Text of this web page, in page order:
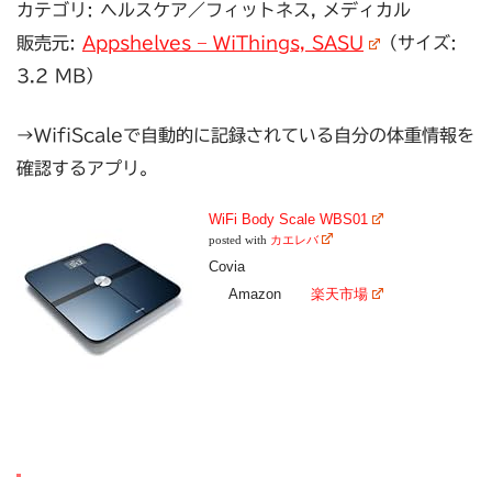
カテゴリ: ヘルスケア／フィットネス, メディカル
販売元: Appshelves – WiThings, SASU
（サイズ:
3.2 MB）
→WifiScaleで自動的に記録されている自分の体重情報を
確認するアプリ。
WiFi Body Scale WBS01
posted with カエレバ
Covia
Amazon
楽天市場